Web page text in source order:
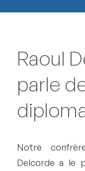
Raoul
parle
Notre
Delcorde a le